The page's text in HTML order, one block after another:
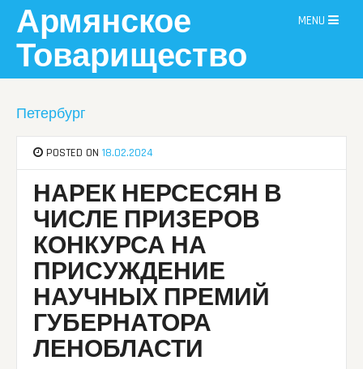
content
Армянское
Товарищество
MENU
Петербург
POSTED ON18.02.2024
НАРЕК НЕРСЕСЯН В
ЧИСЛЕ ПРИЗЕРОВ
КОНКУРСА НА
ПРИСУЖДЕНИЕ
НАУЧНЫХ ПРЕМИЙ
ГУБЕРНАТОРА
ЛЕНОБЛАСТИ